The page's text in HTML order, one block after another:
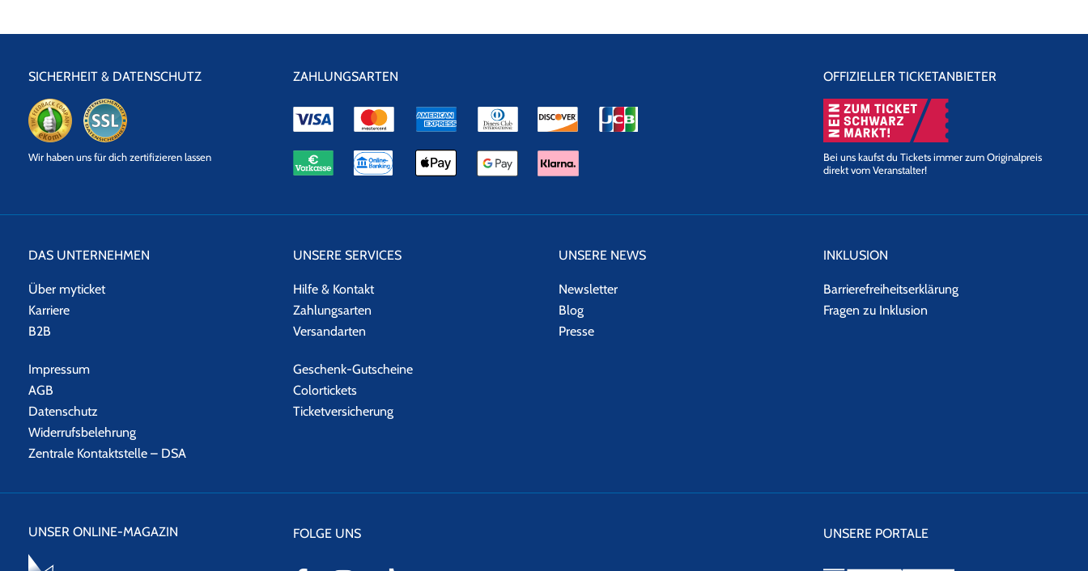
SICHERHEIT & DATENSCHUTZ
Datensicherheit
Wir haben uns für dich zertifizieren lassen
ZAHLUNGSARTEN OFFIZIELLER TICKETANBIETER
Bei uns kaufst du Tickets immer zum Originalpreis
direkt vom Veranstalter!
DAS UNTERNEHMEN
Über myticket
Karriere
B2B
Impressum
AGB
Datenschutz
Widerrufsbelehrung
Zentrale Kontaktstelle – DSA
UNSERE SERVICES
Hilfe & Kontakt
Zahlungsarten
Versandarten
Geschenk-Gutscheine
Colortickets
Ticketversicherung
UNSERE NEWS
Newsletter
Blog
Presse
INKLUSION
Barrierefreiheitserklärung
Fragen zu Inklusion
UNSER ONLINE-MAGAZIN FOLGE UNS UNSERE PORTALE